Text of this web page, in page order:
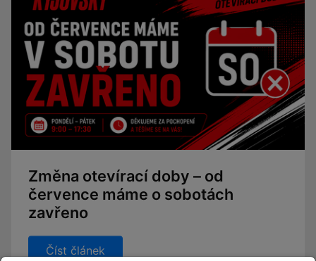
Změna otevírací doby – od
července máme o sobotách
zavřeno
Číst článek